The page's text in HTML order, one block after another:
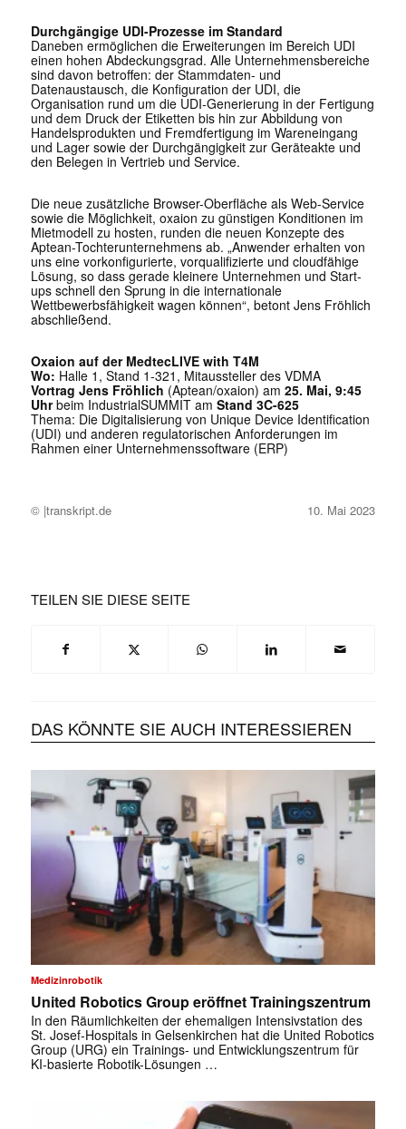
Durchgängige UDI-Prozesse im Standard
Daneben ermöglichen die Erweiterungen im Bereich UDI
einen hohen Abdeckungsgrad. Alle Unternehmensbereiche
sind davon betroffen: der Stammdaten- und
Datenaustausch, die Konfiguration der UDI, die
Organisation rund um die UDI-Generierung in der Fertigung
und dem Druck der Etiketten bis hin zur Abbildung von
Handelsprodukten und Fremdfertigung im Wareneingang
und Lager sowie der Durchgängigkeit zur Geräteakte und
den Belegen in Vertrieb und Service.
Die neue zusätzliche Browser-Oberfläche als Web-Service
sowie die Möglichkeit, oxaion zu günstigen Konditionen im
Mietmodell zu hosten, runden die neuen Konzepte des
Aptean-Tochterunternehmens ab. „Anwender erhalten von
uns eine vorkonfigurierte, vorqualifizierte und cloudfähige
Lösung, so dass gerade kleinere Unternehmen und Start-
ups schnell den Sprung in die internationale
Wettbewerbsfähigkeit wagen können“, betont Jens Fröhlich
abschließend.
Oxaion auf der MedtecLIVE with T4M
Wo: Halle 1, Stand 1-321, Mitaussteller des VDMA
Vortrag Jens Fröhlich (Aptean/oxaion) am 25. Mai, 9:45
Uhrbeim IndustrialSUMMIT am Stand 3C-625
Thema: Die Digitalisierung von Unique Device Identification
(UDI) und anderen regulatorischen Anforderungen im
Rahmen einer Unternehmenssoftware (ERP)
© |transkript.de 10. Mai 2023
TEILEN SIE DIESE SEITE
DAS KÖNNTE SIE AUCH INTERESSIEREN
Medizinrobotik
United Robotics Group eröffnet Trainingszentrum
In den Räumlichkeiten der ehemaligen Intensivstation des
St. Josef-Hospitals in Gelsenkirchen hat die United Robotics
Group (URG) ein Trainings- und Entwicklungszentrum für
KI-basierte Robotik-Lösungen …